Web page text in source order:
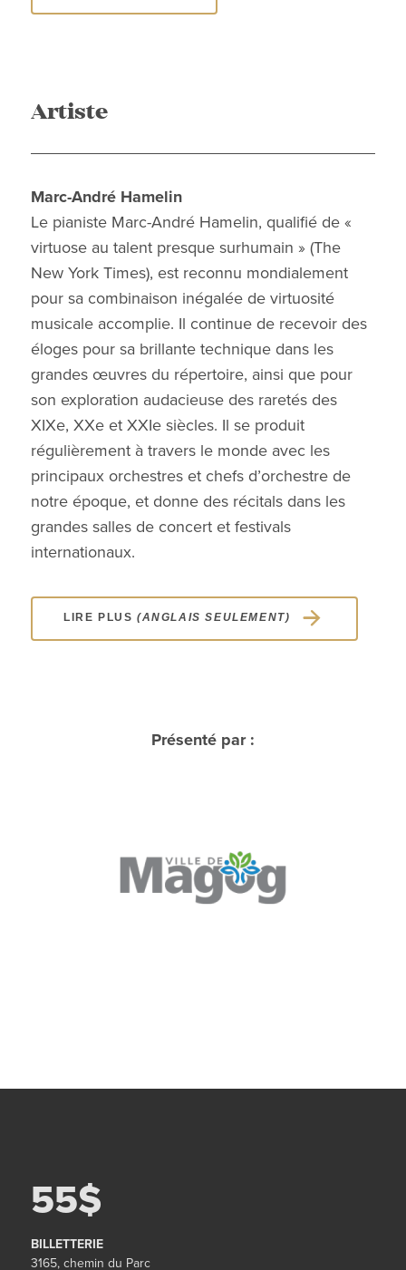
Artiste
Marc-André Hamelin
Le pianiste Marc-André Hamelin, qualifié de «
virtuose au talent presque surhumain » (The
New York Times), est reconnu mondialement
pour sa combinaison inégalée de virtuosité
musicale accomplie. Il continue de recevoir des
éloges pour sa brillante technique dans les
grandes œuvres du répertoire, ainsi que pour
son exploration audacieuse des raretés des
XIXe, XXe et XXIe siècles. Il se produit
régulièrement à travers le monde avec les
principaux orchestres et chefs d’orchestre de
notre époque, et donne des récitals dans les
grandes salles de concert et festivals
internationaux.
LIRE PLUS (ANGLAIS SEULEMENT)
Présenté par :
55$
BILLETTERIE
3165, chemin du Parc